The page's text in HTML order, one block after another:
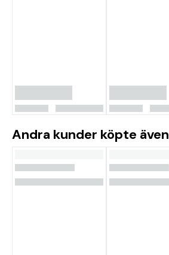
Andra kunder köpte även